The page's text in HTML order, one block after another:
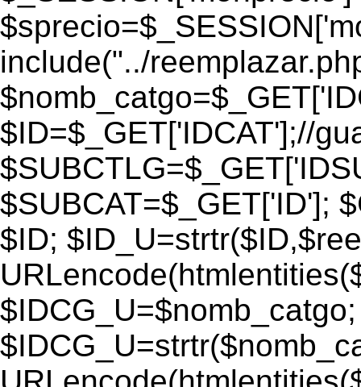
include("../
$ID=$_GET['IDCAT'];//
$SUBCAT=$_GET['ID'];
$ID;
$IDCG_U=$nomb_catgo;